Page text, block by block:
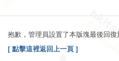
抱歉，管理員設置了本版塊最後回
[ 點擊這裡返回上一頁 ]